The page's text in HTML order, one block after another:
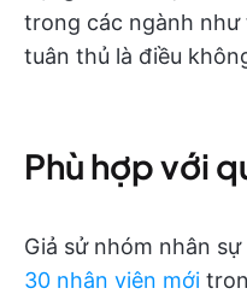
trong các ngành như
tuân thủ là điều
Phù hợp với
Giả sử nhóm nhân
30 nhân viên mới